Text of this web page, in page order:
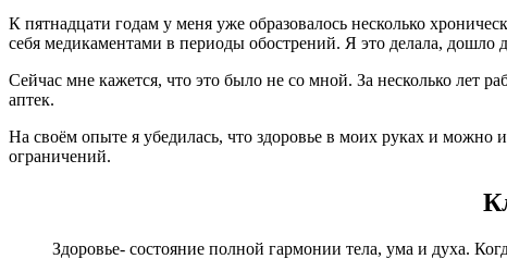
К пятнадцати годам у меня уже образовалось несколько
себя медикаментами в периоды обострений. Я это делала, дошло
Сейчас мне кажется, что это было не со мной. За несколько лет
аптек.
На своём опыте я убедилась, что здоровье в моих руках и можно
ограничений.
Здоровье- состояние полной гармонии тела, ума и духа.